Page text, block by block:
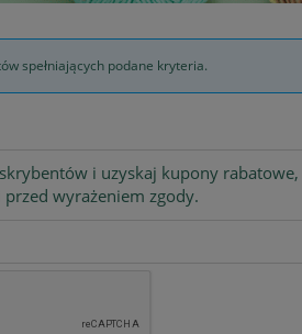
spełniających podane kryteria.
i uzyskaj kupony
wyrażeniem zgody.